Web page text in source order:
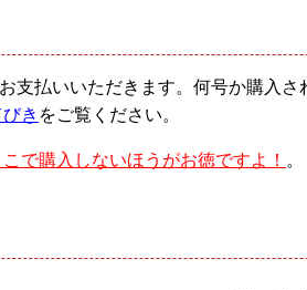
支払いいただきます。何号か購入
き をご覧ください。
こで購入しないほうがお徳ですよ！ 。